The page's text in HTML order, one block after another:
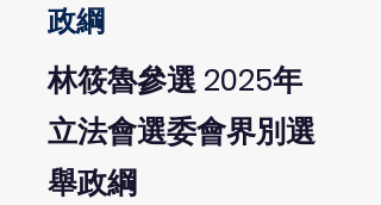
政綱
林筱魯參選 2025年
立法會選委會界別選
舉政綱